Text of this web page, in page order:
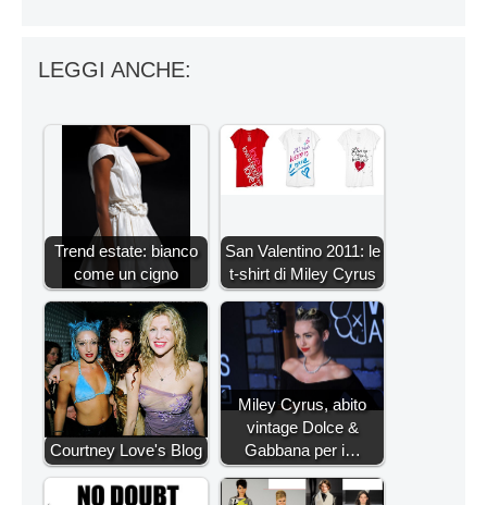
LEGGI ANCHE:
Trend estate: bianco
come un cigno
San Valentino 2011: le
t-shirt di Miley Cyrus
Courtney Love's Blog
Miley Cyrus, abito
vintage Dolce &
Gabbana per i…